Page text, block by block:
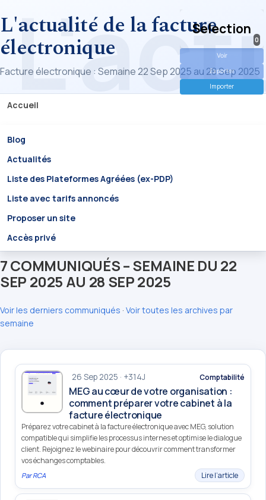
L'actualité de la facture
électronique
Facture électronique : Semaine 22 Sep 2025 au 28 Sep 2025
Accueil
Blog
Actualités
Liste des Plateformes Agréées (ex-PDP)
Liste avec tarifs annoncés
Proposer un site
Accès privé
Selection
0
Voir
Exporter
Importer
7 COMMUNIQUÉS – SEMAINE DU 22
SEP 2025 AU 28 SEP 2025
Voir les derniers communiqués · Voir toutes les archives par
semaine
26 Sep 2025 · +314J Comptabilité
MEG au cœur de votre organisation :
comment préparer votre cabinet à la
facture électronique
Préparez votre cabinet à la facture électronique avec MEG, solution
compatible qui simplifie les processus internes et optimise le dialogue
client. Rejoignez le webinaire pour découvrir comment transformer
vos échanges comptables.
ParRCA Lire l’article